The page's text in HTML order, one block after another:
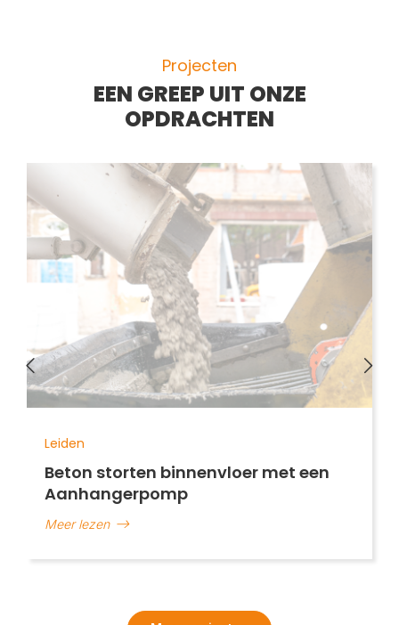
Projecten
EEN GREEP UIT ONZE
OPDRACHTEN
Leiden
Beton storten binnenvloer met een
Aanhangerpomp
Meer lezen